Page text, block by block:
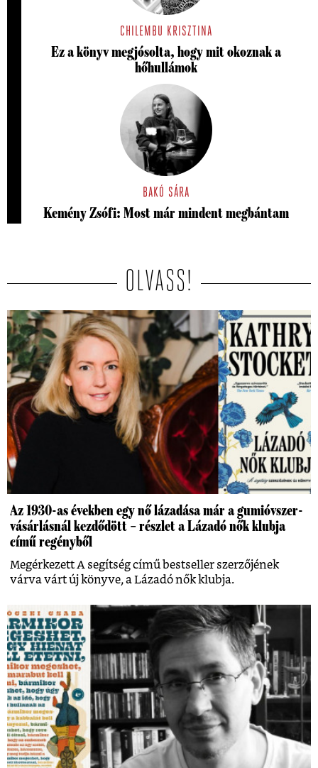
CHILEMBU KRISZTINA
Ez a könyv megjósolta, hogy mit okoznak a
hőhullámok
BAKÓ SÁRA
Kemény Zsófi: Most már mindent megbántam
OLVASS!
Az 1930-as években egy nő lázadása már a gumióvszer-
vásárlásnál kezdődött – részlet a Lázadó nők klubja
című regényből
Megérkezett A segítség című bestseller szerzőjének
várva várt új könyve, a Lázadó nők klubja.